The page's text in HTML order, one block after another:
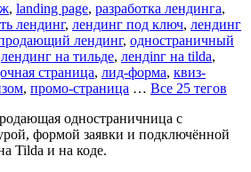
, landing page, разработка лендинга,
лендинг, лендинг под ключ, лендинг
лендинг, одностраничный
лендинг на тильде, лендinг на tilda,
страница, лид-форма, квиз-
, промо-страница … Все 25 тегов
одностраничница с
формой заявки и подключённой
Tilda и на коде.